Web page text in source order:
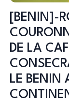
[BENIN]-
DE LA
LE BENIN